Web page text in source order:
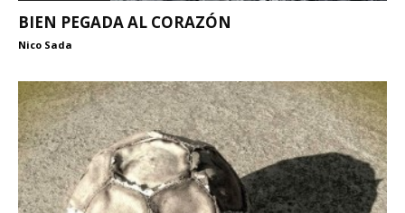
BIEN PEGADA AL CORAZÓN
Nico Sada